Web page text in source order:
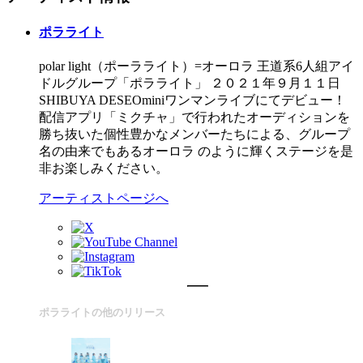
ポラライト
polar light（ポーラライト）=オーロラ 王道系6人組アイ
ドルグループ「ポラライト」 ２０２１年９月１１日
SHIBUYA DESEOminiワンマンライブにてデビュー！
配信アプリ「ミクチャ」で行われたオーディションを
勝ち抜いた個性豊かなメンバーたちによる、グループ
名の由来でもあるオーロラ のように輝くステージを是
非お楽しみください。
アーティストページへ
ポラライトの他のリリース